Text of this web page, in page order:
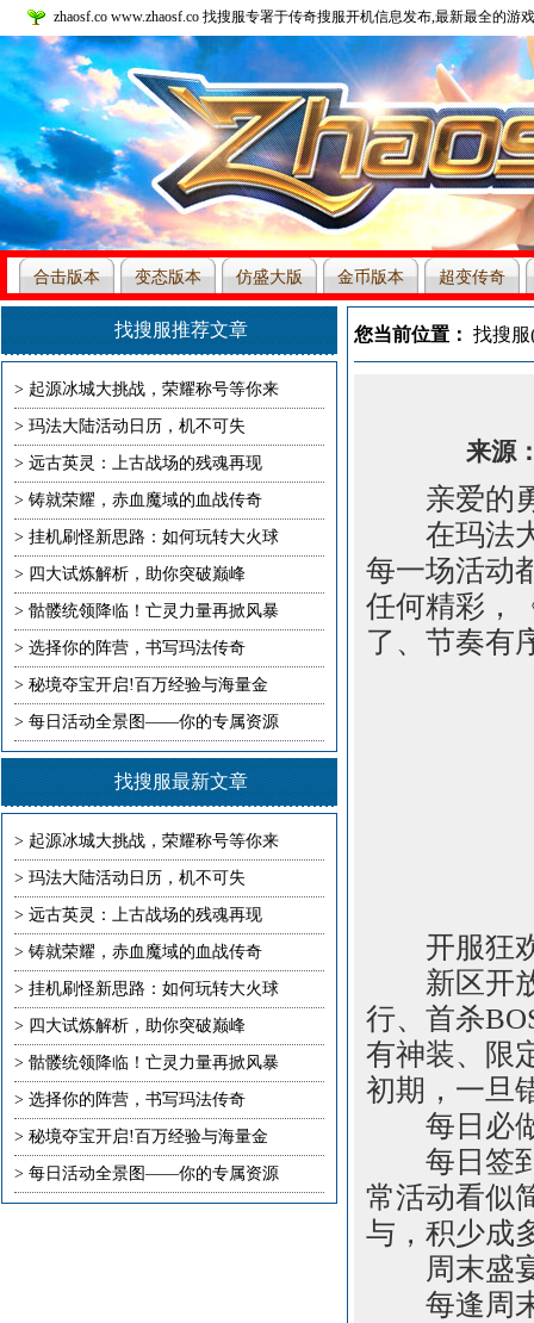
zhaosf.co www.zhaosf.co 找搜服专署于传奇搜服开机信息发布,最新最全的游
合击版本 变态版本 仿盛大版 金币版本 超变传奇
您当前位置： 找搜服
来源
亲爱的勇
在玛法大
每一场活动
任何精彩，
了、节奏有
开服狂欢
新区开放
行、首杀
有神装、限
初期，一旦
每日必做
每日签到
常活动看似
与，积少成
周末盛宴
每逢周末
找搜服推荐文章
> 起源冰城大挑战，荣耀称号等你来
> 玛法大陆活动日历，机不可失
> 远古英灵：上古战场的残魂再现
> 铸就荣耀，赤血魔域的血战传奇
> 挂机刷怪新思路：如何玩转大火球
> 四大试炼解析，助你突破巅峰
> 骷髅统领降临！亡灵力量再掀风暴
> 选择你的阵营，书写玛法传奇
> 秘境夺宝开启!百万经验与海量金
> 每日活动全景图——你的专属资源
找搜服最新文章
> 起源冰城大挑战，荣耀称号等你来
> 玛法大陆活动日历，机不可失
> 远古英灵：上古战场的残魂再现
> 铸就荣耀，赤血魔域的血战传奇
> 挂机刷怪新思路：如何玩转大火球
> 四大试炼解析，助你突破巅峰
> 骷髅统领降临！亡灵力量再掀风暴
> 选择你的阵营，书写玛法传奇
> 秘境夺宝开启!百万经验与海量金
> 每日活动全景图——你的专属资源